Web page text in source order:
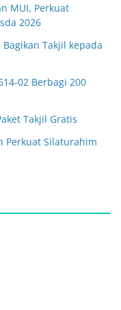
MUI, Perkuat
2026
Bagikan Takjil kepada
02 Berbagi 200
Takjil Gratis
Perkuat Silaturahim